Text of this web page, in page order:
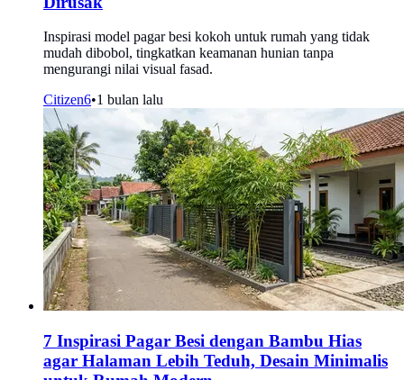
Inspirasi model pagar besi kokoh untuk rumah yang tidak
mudah dibobol, tingkatkan keamanan hunian tanpa
mengurangi nilai visual fasad.
Citizen6•1 bulan lalu
7 Inspirasi Pagar Besi dengan Bambu Hias
agar Halaman Lebih Teduh, Desain Minimalis